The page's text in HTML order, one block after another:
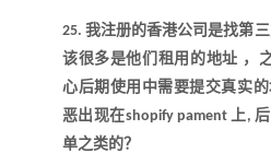
25.我注册的香港公司是找第
该很多是他们租用的地址 ，
心后期使用中需要提交真实的
恶出现在shopify pament上,
单之类的？